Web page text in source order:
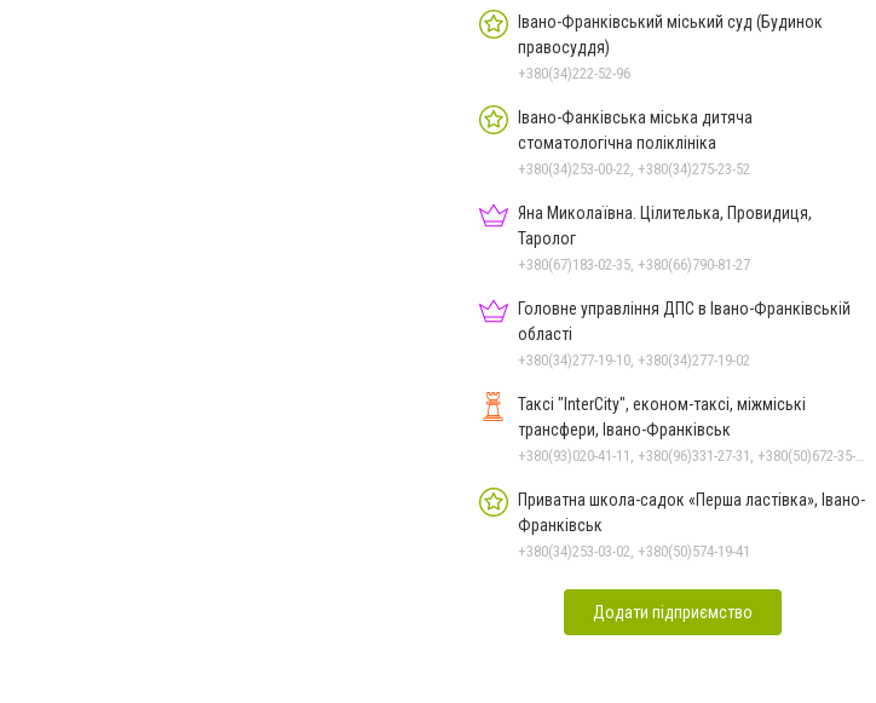
Івано-Франківський міський суд (Будинок
правосуддя)
+380(34)222-52-96
Івано-Фанківська міська дитяча
стоматологічна поліклініка
+380(34)253-00-22, +380(34)275-23-52
Яна Миколаївна. Цілителька, Провидиця,
Таролог
+380(67)183-02-35, +380(66)790-81-27
Головне управління ДПС в Івано-Франківській
області
+380(34)277-19-10, +380(34)277-19-02
Таксі "InterCity", економ-таксі, міжміські
трансфери, Івано-Франківськ
Приватна школа-садок «Перша ластівка», Івано-
Франківськ
+380(34)253-03-02, +380(50)574-19-41
Додати підприємство